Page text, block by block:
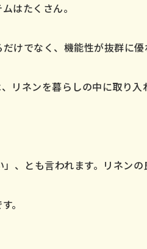
はたくさん。
けでなく、機能性が抜群に
リネンを暮らしの中に取り入
、とも言われます。リネンの
。